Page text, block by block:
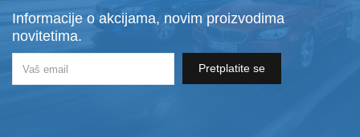
Informacije o akcijama, novim proizvodima
novitetima.
Pretplatite se